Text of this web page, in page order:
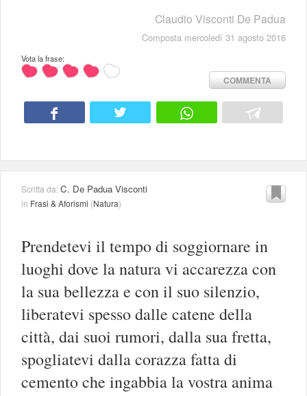
Claudio Visconti De Padua
Composta mercoledì 31 agosto 2016
Vota la frase:
COMMENTA
Scritta da:C. De Padua Visconti
in Frasi & Aforismi (Natura)
Prendetevi il tempo di soggiornare in
luoghi dove la natura vi accarezza con
la sua bellezza e con il suo silenzio,
liberatevi spesso dalle catene della
città, dai suoi rumori, dalla sua fretta,
spogliatevi dalla corazza fatta di
cemento che ingabbia la vostra anima